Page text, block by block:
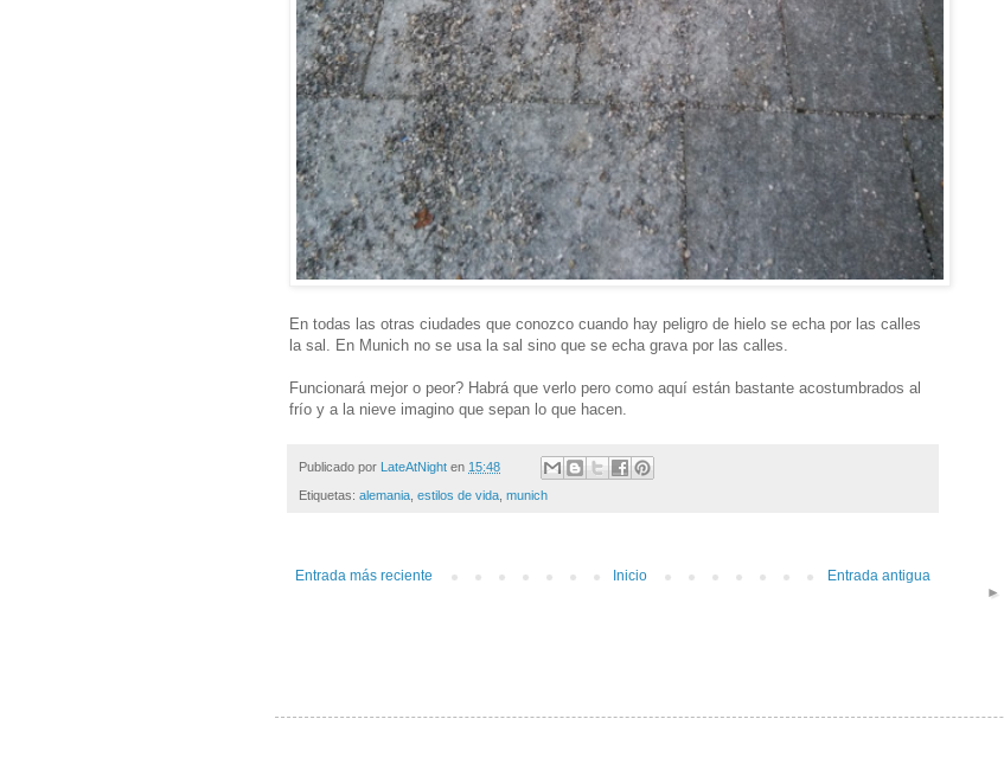
En todas las otras ciudades que conozco cuando hay peligro de hielo se echa por las calles
la sal. En Munich no se usa la sal sino que se echa grava por las calles.
Funcionará mejor o peor? Habrá que verlo pero como aquí están bastante acostumbrados al
frío y a la nieve imagino que sepan lo que hacen.
Publicado por LateAtNight en 15:48
Etiquetas: alemania estilos de vida munich
Entrada más reciente Entrada antigua
Inicio
►